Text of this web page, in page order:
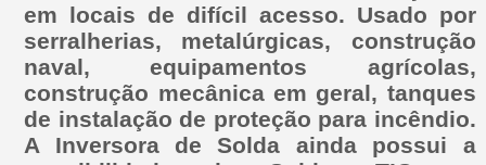
em locais de difícil acesso. Usado por
serralherias, metalúrgicas, construção
naval, equipamentos agrícolas,
construção mecânica em geral, tanques
de instalação de proteção para incêndio.
A Inversora de Solda ainda possui a